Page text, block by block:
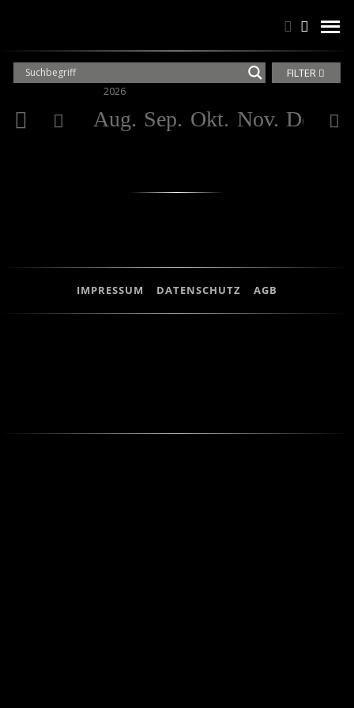
Suchen
Suchen
2026
Aug. Sep. Okt. Nov. Dez.
FILTER
IMPRESSUM DATENSCHUTZ AGB